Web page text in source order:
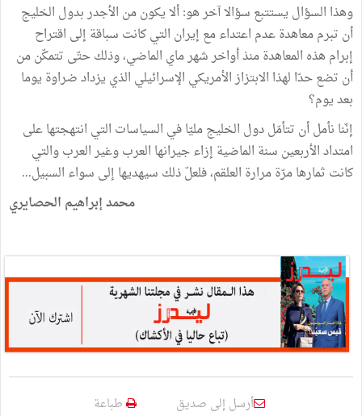
وهذا السؤال يستتبع سؤالا آخر هو: ألا يكون من الأجدر بدول الخليج
أن تبرم معاهدة عدم اعتداء مع إيران التي كانت سباقة إلى اقتراح
إبرام هذه المعاهدة منذ أواخر شهر ماي الماضي، وذلك حتّى تتمكّن من
أن تضع حدّا لهذا الابتزاز الأمريكي الإسرائيلي الذي يزداد ضراوة يوما
بعد يوم؟
إنّنا نأمل أن تتأمّل دول الخليج مليّا في السياسات التي انتهجتها على
امتداد الأربعين سنة الماضية إزاء جيرانها العرب وغير العرب والتي
كانت ثمارها مرّة مرارة العلقم، فلعلّ ذلك سيهديها إلى سواء السبيل...
محمد إبراهيم الحصايري
أرسل إلى صديق طباعة